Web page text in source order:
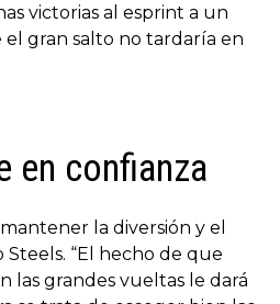
victorias al esprint a un
el gran salto no tardaría en
en confianza
la diversión y el
Steels. “El hecho de que
las grandes vueltas le dará